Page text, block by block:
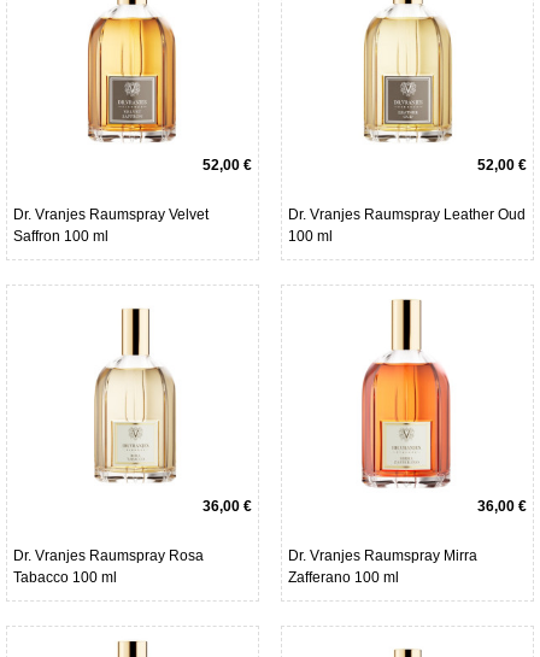
52,00 €
Dr. Vranjes Raumspray Velvet
Saffron 100 ml
52,00 €
Dr. Vranjes Raumspray Leather Oud
100 ml
36,00 €
Dr. Vranjes Raumspray Rosa
Tabacco 100 ml
36,00 €
Dr. Vranjes Raumspray Mirra
Zafferano 100 ml